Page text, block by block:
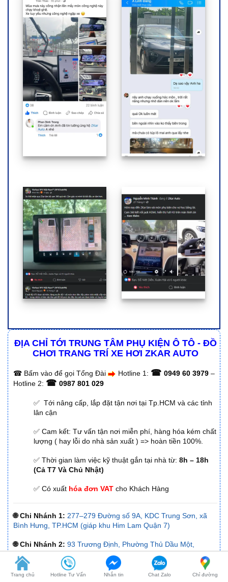
ĐỊA CHỈ TỚI TRUNG TÂM PHỤ KIỆN Ô TÔ - ĐỒ
CHƠI TRANG TRÍ XE HƠI ZKAR AUTO
☎ Bấm vào để gọi Tổng Đài Hotline 1: ☎ 0949 60 3979 –
Hotline 2: ☎ 0987 801 029
✅ Tới nâng cấp, lắp đặt tận nơi tại Tp.HCM và các tỉnh
lân cận
✅ Cam kết: Tư vấn tận nơi miễn phí, hàng hóa kém chất
lượng ( hay lỗi do nhà sản xuất ) => hoàn tiền 100%.
✅ Thời gian làm việc kỹ thuật gắn tại nhà từ: 8h – 18h
(Cả T7 Và Chủ Nhật)
✅ Có xuất hóa đơn VAT cho Khách Hàng
🌐 Chi Nhánh 1: 277–279 Đường số 9A, KDC Trung Sơn, xã
Bình Hưng, TP.HCM (giáp khu Him Lam Quận 7)
🌐 Chi Nhánh 2: 93 Trương Định, Phường Thủ Dầu Một,
Tp.HCM (Bình Dương cũ)
🌐 Chi Nhánh 3:Huỳnh Tấn Phát, Quận 7, Tp.HCM
Trang chủ Hotline Tư Vấn Nhắn tin Chat Zalo Chỉ đường